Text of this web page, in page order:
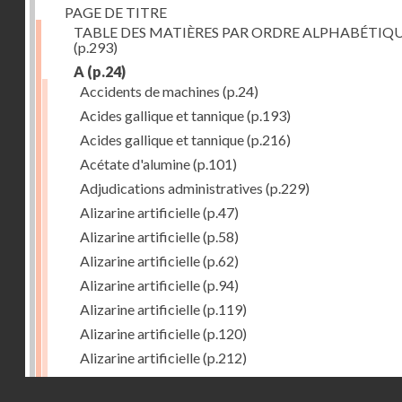
PAGE DE TITRE
TABLE DES MATIÈRES PAR ORDRE
(p.293)
A (p.24)
Accidents de machines (p.24)
Acides gallique et tannique(p.193)
Acides gallique et tannique(p.216)
Acétate d'alumine(p.101)
Adjudications administratives (p.229)
Alizarine artificielle(p.47)
Alizarine artificielle(p.58)
Alizarine artificielle(p.62)
Alizarine artificielle(p.94)
Alizarine artificielle(p.119)
Alizarine artificielle(p.120)
Alizarine artificielle(p.212)
Alizarine artificielle(p.256)